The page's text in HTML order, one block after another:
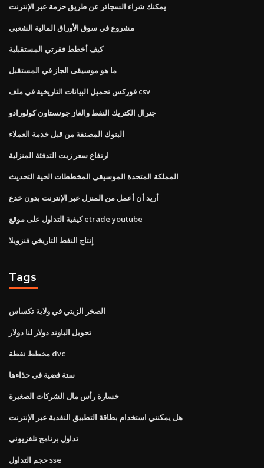
يمكنك شراء السجائر عن طريق حزمة عبر الإنترنت
مشروع في سوق الأوراق المالية الشعبي
كيف أخطط فقرتي المستقبلية
ما هو موسيقى الجاز في المستقبل
فوركس تحميل البيانات التاريخية في ملف csv
جنرال الكتريك النفط والغاز جونستاون كولورادو
البنوك المصنفة من قبل خدمة العملاء
ارتفاع سعر زيت التدفئة المنزلية
المملكة المتحدة الموسيقى المخططات الحية التحديث
أريد أن أعمل من المنزل عبر الإنترنت بدون خدع
كيفية التداول على موقع etrade youtube
إنتاج النفط التاريخي فنزويلا
Tags
الصخر الزيتي في ولاية تكساس
تحويل الباوند دولار لنا دولار
مخطط نقطة dvc
ستة فضية في حذاءها
خسارة رأس مال الشركات الصغيرة
هل يمكنني استخدام بطاقة التطبيق النقدية عبر الإنترنت
تداول برنامج تلفزيوني
حجم التداول sse